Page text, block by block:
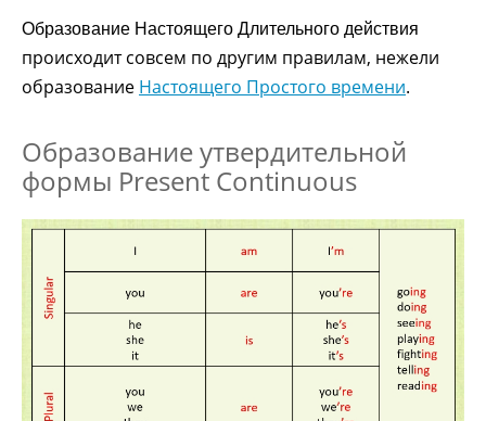
Образование Настоящего Длительного действия
происходит совсем по другим правилам, нежели
образование Настоящего Простого времени.
Образование утвердительной
формы Present Continuous